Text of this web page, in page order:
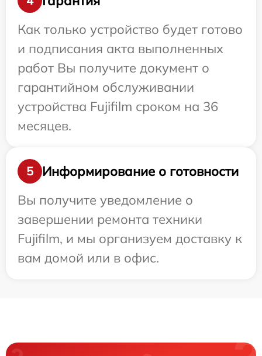
Как только устройство будет готово
и подписания акта выполненных
работ Вы получите документ о
гарантийном обслуживании
устройства Fujifilm сроком на 36
месяцев.
5
Информирование о готовности
Вы получите уведомление о
завершении ремонта техники
Fujifilm, и мы организуем доставку к
вам домой или в офис.